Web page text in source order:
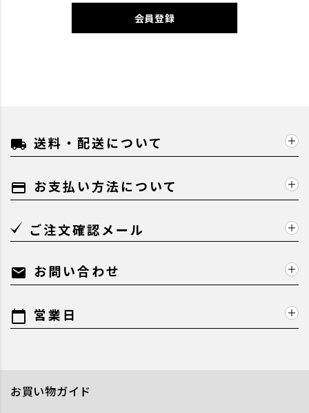
会員登録
local_shipping 送料・配送について
payment お支払い方法について
ご注文確認メール
mail お問い合わせ
calendar_today 営業日
お買い物ガイド